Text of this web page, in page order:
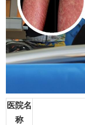
医院名
称